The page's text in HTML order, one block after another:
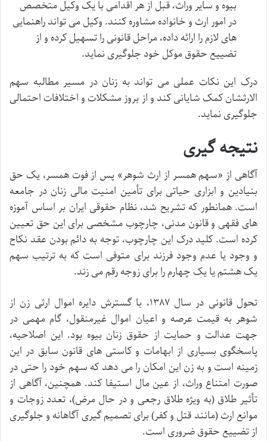
بیوه و سایر وراث، قبل از هر اقدامی با یک وکیل متخصص
در امور ارث و خانواده مشاوره کنند. وکیل می تواند راهنمایی
های لازم را ارائه داده، مراحل قانونی را تسهیل کرده و از
تضییع حقوق موکل خود جلوگیری نماید.
درک این نکات عملی می تواند به زنان در مسیر مطالبه سهم
الارثشان کمک شایانی کند و از بروز مشکلات و اختلافات احتمالی
جلوگیری نماید.
نتیجه گیری
آگاهی از «سهم همسر از ارث شوهر» پس از فوت همسر، یک حق
بنیادین و ابزاری حیاتی برای تأمین امنیت مالی زنان در جامعه
است. همانطور که تشریح شد، نظام حقوقی ایران بر اساس آموزه
های فقهی و قانون مدنی، چارچوب مشخصی برای این حق تعیین
کرده است. کلید درک این چارچوب، توجه به دائم بودن عقد نکاح
و وجود یا عدم وجود فرزند برای متوفی است که به ترتیب سهم
یک هشتم یا یک چهارم را برای زوجه رقم می زند.
تحول قانونی در سال ۱۳۸۷، با گسترش دایره اموال ارثی زن از
شوهر به قیمت عرصه و اعیان اموال غیرمنقول، گام مهمی در
جهت عدالت و حمایت از حقوق زنان بیوه بود. این اصلاحیه،
پاسخگوی بسیاری از ابهامات و کاستی های قانون سابق در این
زمینه است و به زن این امکان را می دهد که سهم خود را حتی در
صورت امتناع وراث، از عین مال استیفا کند. همچنین، آگاهی از
تأثیر طلاق (به ویژه طلاق رجعی و در حال مرض)، تعدد زوجات و
موانع ارث (مانند قتل و کفر) برای تصمیم گیری آگاهانه و جلوگیری
از تضییع حقوق ضروری است.